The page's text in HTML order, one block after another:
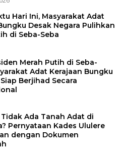
Hari Ini, Masyarakat Adat
Desak Negara Pulihkan
di Seba-Seba
Merah Putih di Seba-
Adat Kerajaan Bungku
Berjihad Secara
Ada Tanah Adat di
Pernyataan Kades Ululere
dengan Dokumen